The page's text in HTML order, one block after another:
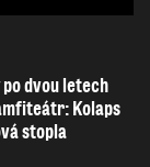
dvou letech
Kolaps
stopla